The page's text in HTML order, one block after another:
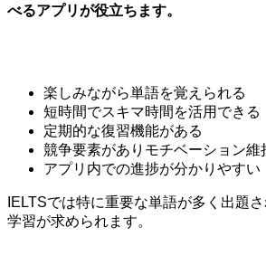
べるアプリが役立ちます。
楽しみながら単語を覚えられる
短時間でスキマ時間を活用できる
定期的な復習機能がある
競争要素がありモチベーション維
アプリ内での進捗が分かりやすい
IELTSでは特に重要な単語が多く出題
学習が求められます。